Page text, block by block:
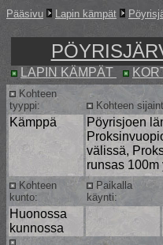
Pääsivu Lapin kämpät
LAPIN KÄMPÄT
Kohteen
tyyppi:
Kohteen
Kämppä
Pöyrisjoen
välissä,
runsas 100m
Kohteen
kunto:
Paikalla
käynti:
Huonossa
kunnossa